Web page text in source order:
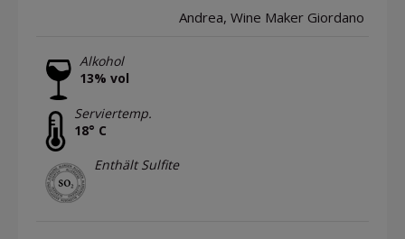
Andrea, Wine Maker Giordano
Alkohol
13% vol
Serviertemp.
18° C
Enthält Sulfite